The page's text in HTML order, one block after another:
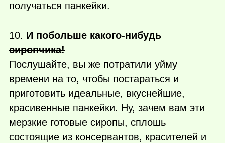
получаться панкейки.
10. И побольшекакого-нибудь
сиропчика!
Послушайте, вы же потратили уйму
времени на то, чтобы постараться и
приготовить идеальные, вкуснейшие,
красивенные панкейки. Ну, зачем вам эти
мерзкие готовые сиропы, сплошь
состоящие из консервантов, красителей и